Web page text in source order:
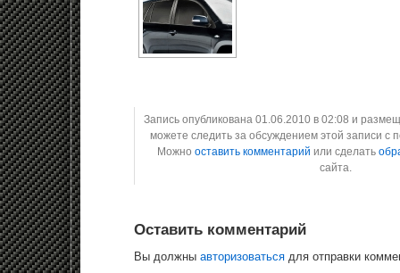
Запись опубликована 01.06.2010 в 02:08 и
можете следить за обсуждением этой записи с
Можно оставить комментарий или сделать
сайта.
Оставить комментарий
Вы должны авторизоваться для отправки